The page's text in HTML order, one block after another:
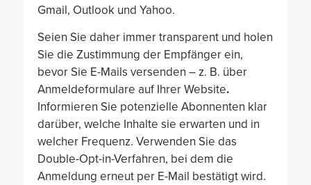
Gmail, Outlook und Yahoo.
Seien Sie daher immer transparent und holen
Sie die Zustimmung der Empfänger ein,
bevor Sie E-Mails versenden – z. B. über
Anmeldeformulare auf Ihrer Website.
Informieren Sie potenzielle Abonnenten klar
darüber, welche Inhalte sie erwarten und in
welcher Frequenz. Verwenden Sie das
Double-Opt-in-Verfahren, bei dem die
Anmeldung erneut per E-Mail bestätigt wird.